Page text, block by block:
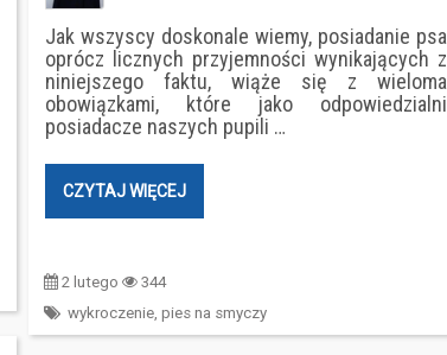
Jak wszyscy doskonale wiemy, posiadanie psa
oprócz licznych przyjemności wynikających z
niniejszego faktu, wiąże się z wieloma
obowiązkami, które jako odpowiedzialni
posiadacze naszych pupili …
CZYTAJ WIĘCEJ
2 lutego
344
wykroczenie, pies na smyczy